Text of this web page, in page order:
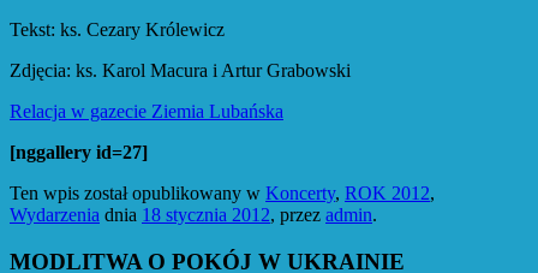
Tekst: ks. Cezary Królewicz
Zdjęcia: ks. Karol Macura i Artur Grabowski
Relacja w gazecie Ziemia Lubańska
[nggallery id=27]
Ten wpis został opublikowany w Koncerty, ROK 2012,
Wydarzenia dnia 18 stycznia 2012, przez admin.
MODLITWA O POKÓJ W UKRAINIE